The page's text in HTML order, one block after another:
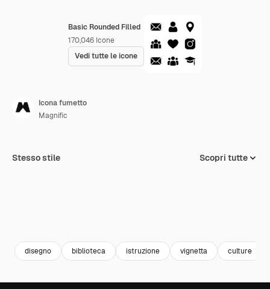
Basic Rounded Filled
170,046 Icone
Vedi tutte le icone
Icona fumetto
Magnific
Stesso stile Scopri tutte
disegno biblioteca istruzione vignetta culture